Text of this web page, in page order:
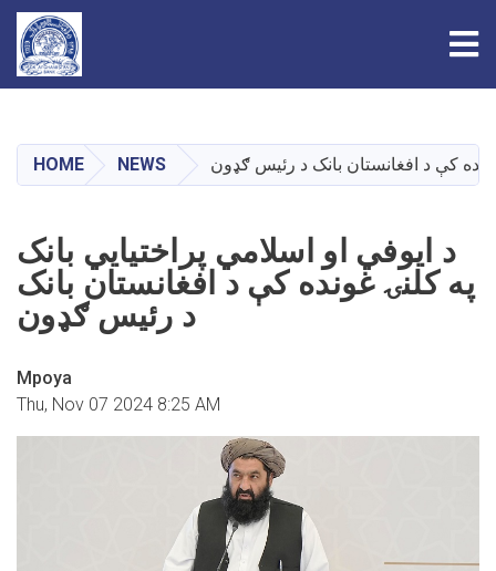
main
content
HOME NEWS کې د افغانستان بانک د رئیس ګډون
د ایوفي او اسلامي پراختیایي بانک
په کلنۍ غونده کې د افغانستان بانک
د رئیس ګډون
Mpoya
Thu, Nov 07 2024 8:25 AM